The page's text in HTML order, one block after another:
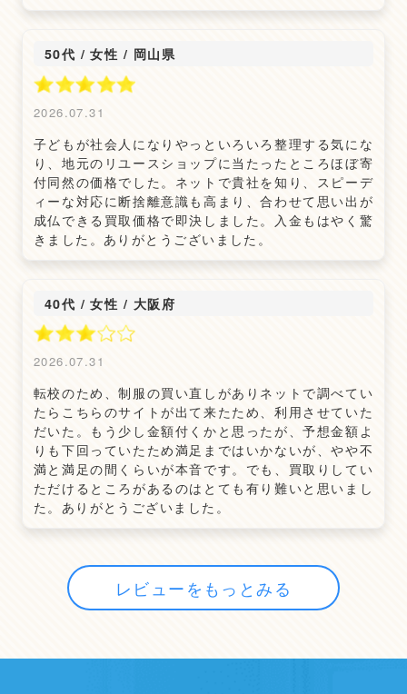
50代 / 女性 / 岡山県
2026.07.31
子どもが社会人になりやっといろいろ整理する気にな
り、地元のリユースショップに当たったところほぼ寄
付同然の価格でした。ネットで貴社を知り、スピーデ
ィーな対応に断捨離意識も高まり、合わせて思い出が
成仏できる買取価格で即決しました。入金もはやく驚
きました。ありがとうございました。
40代 / 女性 / 大阪府
2026.07.31
転校のため、制服の買い直しがありネットで調べてい
たらこちらのサイトが出て来たため、利用させていた
だいた。もう少し金額付くかと思ったが、予想金額よ
りも下回っていたため満足まではいかないが、やや不
満と満足の間くらいが本音です。でも、買取りしてい
ただけるところがあるのはとても有り難いと思いまし
た。ありがとうございました。
レビューをもっとみる